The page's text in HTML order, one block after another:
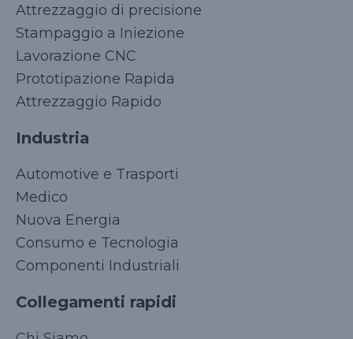
Attrezzaggio di precisione
Stampaggio a Iniezione
Lavorazione CNC
Prototipazione Rapida
Attrezzaggio Rapido
Industria
Automotive e Trasporti
Medico
Nuova Energia
Consumo e Tecnologia
Componenti Industriali
Collegamenti rapidi